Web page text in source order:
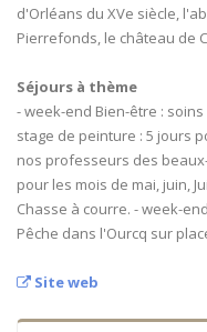
d'Orléans du XVe siècle,
Pierrefonds, le château de
Séjours à thème
- week-end Bien-être :
stage de peinture : 5 jours
nos professeurs des
pour les mois de mai, juin,
Chasse à courre. - week-
Pêche dans l'Ourcq sur
Site web